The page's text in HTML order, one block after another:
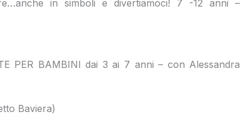
in simboli e divertiamoci! 7 -12 anni –
PER BAMBINI dai 3 ai 7 anni – con Alessandra
Baviera)